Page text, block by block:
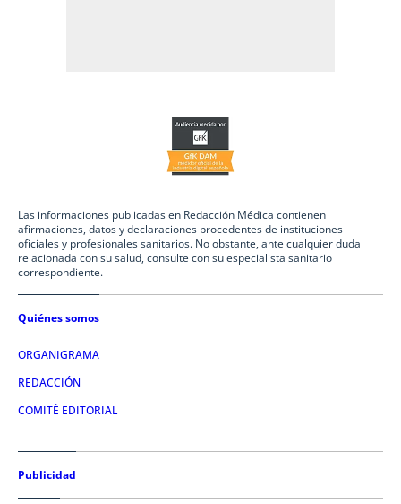
Las informaciones publicadas en Redacción Médica contienen
afirmaciones, datos y declaraciones procedentes de instituciones
oficiales y profesionales sanitarios. No obstante, ante cualquier duda
relacionada con su salud, consulte con su especialista sanitario
correspondiente.
Quiénes somos
ORGANIGRAMA
REDACCIÓN
COMITÉ EDITORIAL
Publicidad